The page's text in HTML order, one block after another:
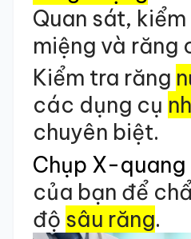
Quan sát,
miệng và răng
Kiểm tra răng
các dụng cụ
chuyên biệt.
Chụp X-quang
của bạn để
độ sâu răng.